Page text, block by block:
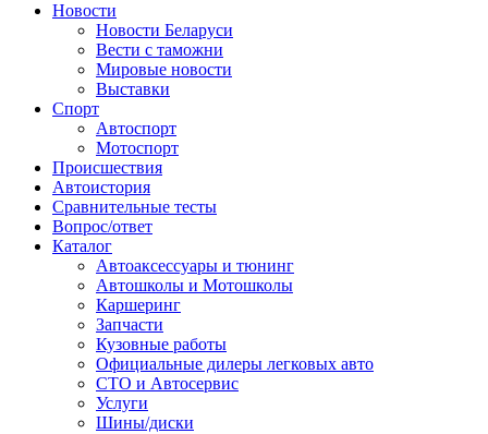
Сайт про автомобили
Новости
Новости Беларуси
Вести с таможни
Мировые новости
Выставки
Спорт
Автоспорт
Мотоспорт
Происшествия
Автоистория
Сравнительные тесты
Вопрос/ответ
Каталог
Автоакcессуары и тюнинг
Автошколы и Мотошколы
Каршеринг
Запчасти
Кузовные работы
Официальные дилеры легковых авто
СТО и Автосервис
Услуги
Шины/диски